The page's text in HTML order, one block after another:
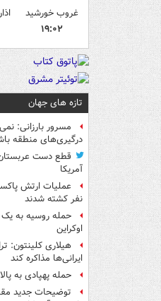
غروب خورشید
۱۹:۰۲
تازه های جهان
مسرور بارزانی:
درگیری‌های منطقه
قطع دست
آمریکا
نفر کشته شدند
حمله روسیه به
اوکراین
هیلاری کلینتون:
ایرانی‌ها مذاکره کند
حمله پهپادی به
توضیحات جدید